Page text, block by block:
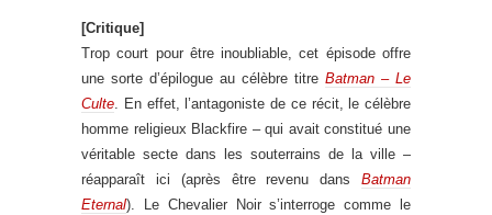
[Critique]
Trop court pour être inoubliable, cet épisode offre
une sorte d’épilogue au célèbre titre Batman – Le
Culte. En effet, l’antagoniste de ce récit, le célèbre
homme religieux Blackfire – qui avait constitué une
véritable secte dans les souterrains de la ville –
réapparaît ici (après être revenu dans Batman
Eternal). Le Chevalier Noir s’interroge comme le